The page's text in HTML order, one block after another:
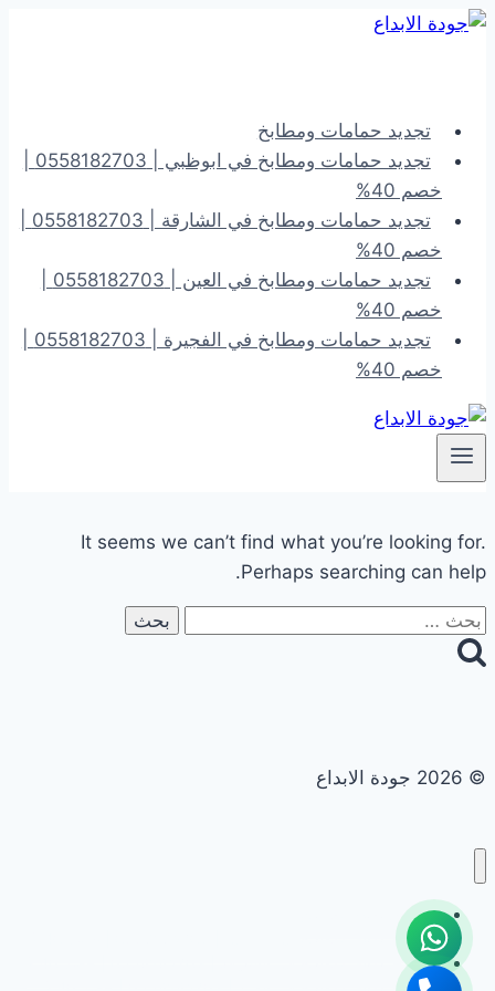
التجاوز
تجديد حمامات ومطابخ
خصم 40%
خصم 40%
خصم 40%
خصم 40%
It seems we can’t find what you’re looking for.
Perhaps searching can help.
البحث
عن:
© 2026 جودة الابداع
تجديد حمامات ومطابخ
تجديد حمامات ومطابخ في ابوظبي | 0558182703 | خصم 40%
تجديد حمامات ومطابخ في الشارقة | 0558182703 | خصم 40%